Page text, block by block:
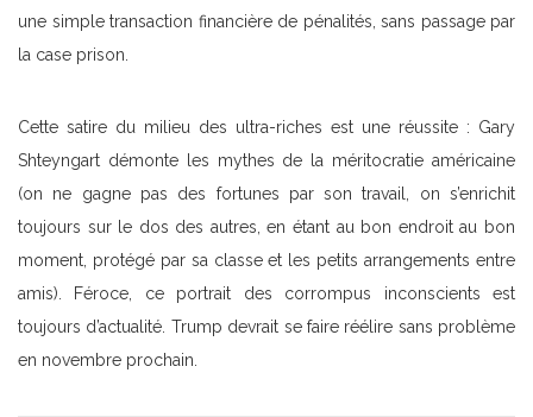
une simple transaction financière de pénalités, sans passage par
la case prison.
Cette satire du milieu des ultra-riches est une réussite : Gary
Shteyngart démonte les mythes de la méritocratie américaine
(on ne gagne pas des fortunes par son travail, on s’enrichit
toujours sur le dos des autres, en étant au bon endroit au bon
moment, protégé par sa classe et les petits arrangements entre
amis). Féroce, ce portrait des corrompus inconscients est
toujours d’actualité. Trump devrait se faire réélire sans problème
en novembre prochain.